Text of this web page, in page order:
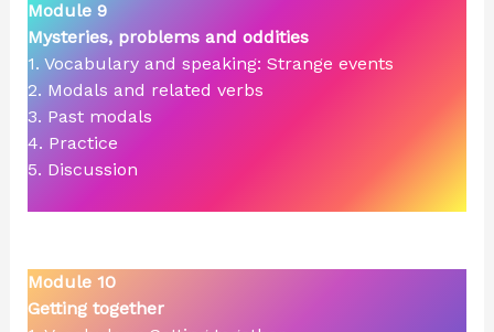
Module 9
Mysteries, problems and oddities
1. Vocabulary and speaking: Strange events
2. Modals and related verbs
3. Past modals
4. Practice
5. Discussion
Module 10
Getting together